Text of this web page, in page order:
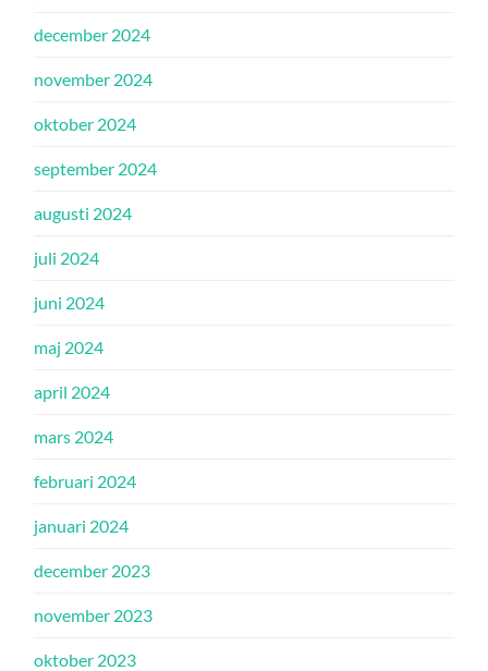
december 2024
november 2024
oktober 2024
september 2024
augusti 2024
juli 2024
juni 2024
maj 2024
april 2024
mars 2024
februari 2024
januari 2024
december 2023
november 2023
oktober 2023